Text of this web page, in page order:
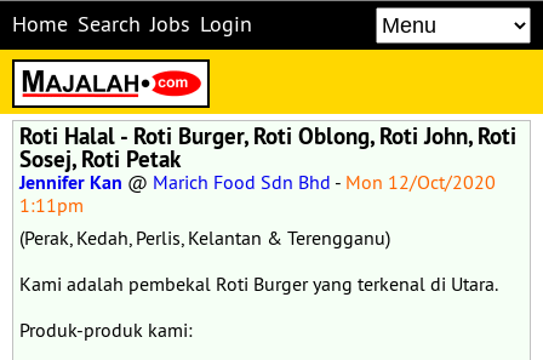
Home Search Jobs Login
Roti Halal - Roti Burger, Roti Oblong, Roti John, Roti
Sosej, Roti Petak
Jennifer Kan @ Marich Food Sdn Bhd - Mon 12/Oct/2020
1:11pm
(Perak, Kedah, Perlis, Kelantan & Terengganu)
Kami adalah pembekal Roti Burger yang terkenal di Utara.
Produk-produk kami: